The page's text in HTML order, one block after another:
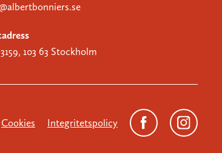
103 63 Stockholm
Cookies Integritetspolicy